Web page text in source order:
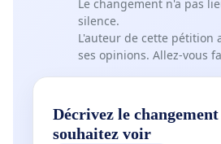
Le changement n'a pas
silence.
L'auteur de cette pétition
ses opinions. Allez-vous
Décrivez le
souhaitez voir